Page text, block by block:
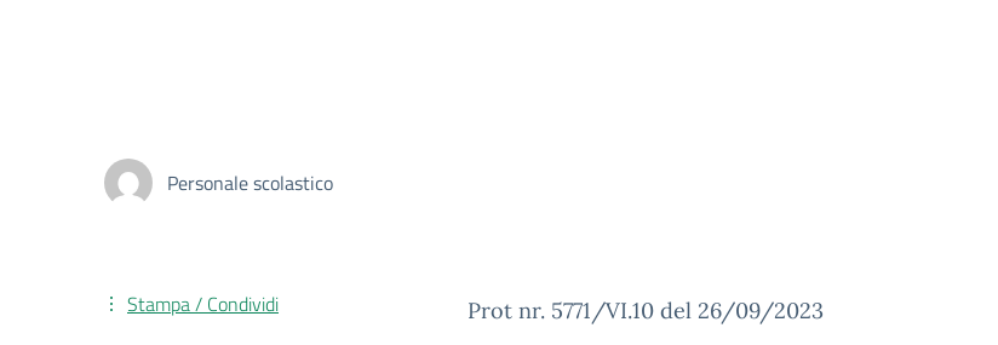
Personale scolastico
Prot nr. 5771/VI.10 del 26/09/2023
Stampa / Condividi